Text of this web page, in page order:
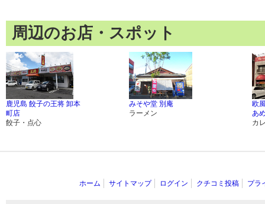
周辺のお店・スポット
鹿児島 餃子の王将 卸本
町店
餃子・点心
みそや堂 別庵
ラーメン
欧
あ
カ
ホーム サイトマップ ログイン クチコミ投稿 プラ